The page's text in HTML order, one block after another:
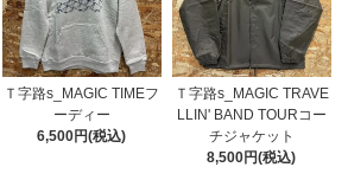
Ｔ字路s_MAGIC TIMEフ
ーディー
6,500円(税込)
Ｔ字路s_MAGIC TRAVE
LLIN' BAND TOURコー
チジャケット
8,500円(税込)